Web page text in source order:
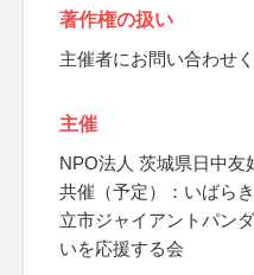
著作権の扱い
主催者にお問い合わせ
主催
NPO法人 茨城県日中友
共催（予定）：いばら
立市ジャイアントパン
いを応援する会